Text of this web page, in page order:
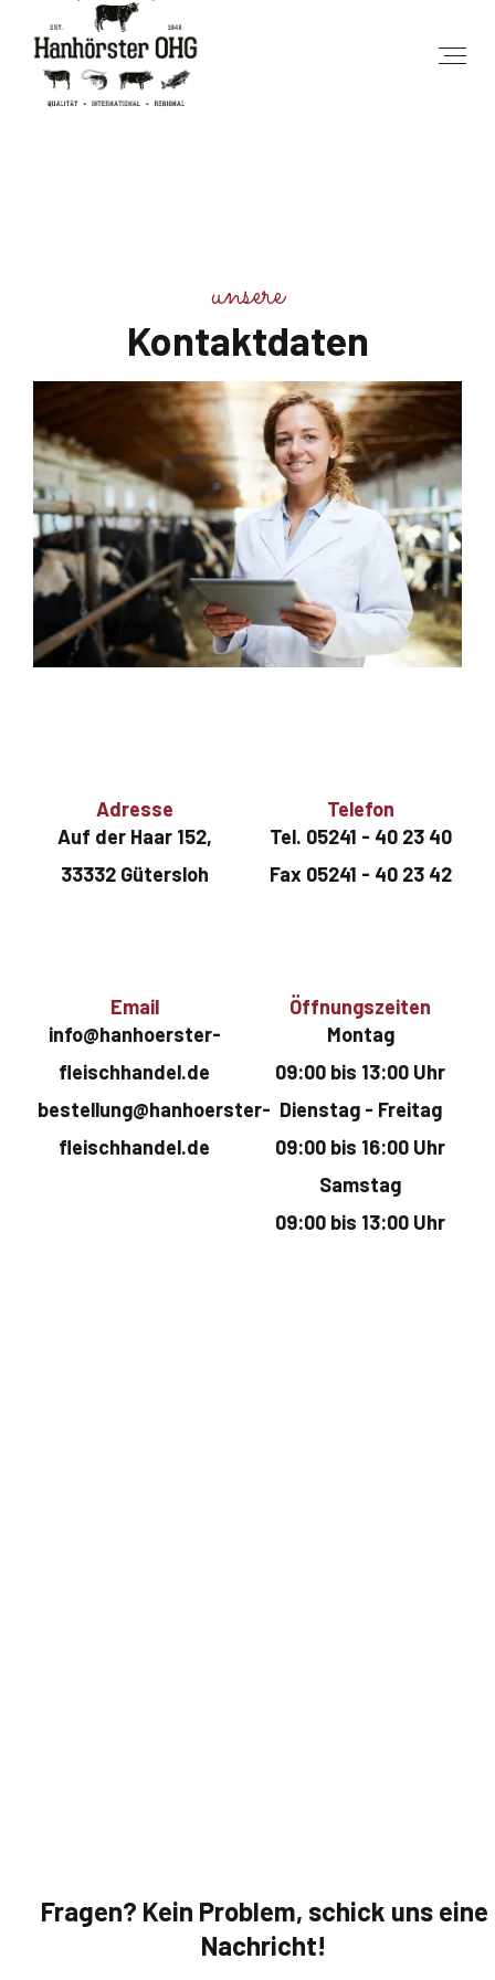
unsere
Kontaktdaten
Adresse
Auf der Haar 152,
33332 Gütersloh
Telefon
Tel. 05241 - 40 23 40
Fax 05241 - 40 23 42
Email
info@hanhoerster-
fleischhandel.de
bestellung@hanhoerster-
fleischhandel.de
Öffnungszeiten
Montag
09:00 bis 13:00 Uhr
Dienstag - Freitag
09:00 bis 16:00 Uhr
Samstag
09:00 bis 13:00 Uhr
Fragen? Kein Problem, schick uns eine
Nachricht!